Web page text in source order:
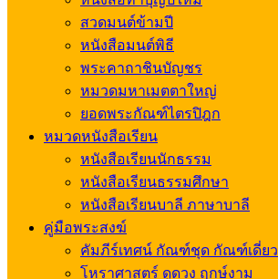
สวดมนต์ข้ามปี
หนังสือมนต์พิธี
พระคาถาชินบัญชร
หมวดมหาเมตตาใหญ่
ยอดพระกัณฑ์ไตรปิฎก
หมวดหนังสือเรียน
หนังสือเรียนนักธรรม
หนังสือเรียนธรรมศึกษา
หนังสือเรียนบาลี ภาษาบาลี
คู่มือพระสงฆ์
คัมภีร์เทศน์ กัณฑ์ชุด กัณฑ์เดี่ยว
โหราศาสตร์ ดูดวง ฤกษ์งาม